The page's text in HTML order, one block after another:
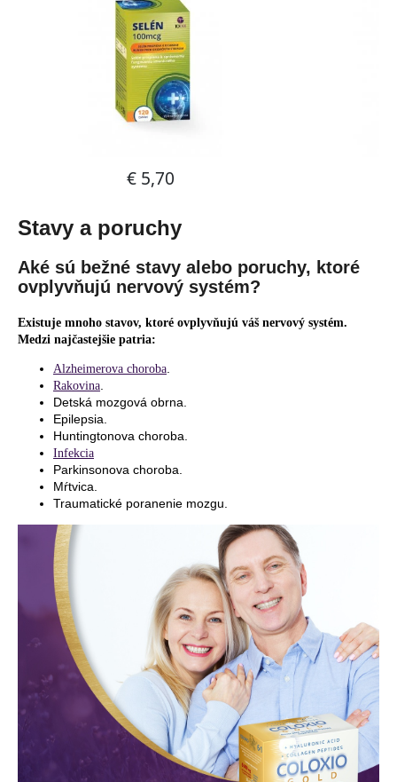
Stavy a poruchy
Aké sú bežné stavy alebo poruchy, ktoré
ovplyvňujú nervový systém?
Existuje mnoho stavov, ktoré ovplyvňujú váš nervový systém.
Medzi najčastejšie patria:
Alzheimerova choroba.
Rakovina.
Detská mozgová obrna.
Epilepsia.
Huntingtonova choroba.
Infekcia
Parkinsonova choroba.
Mŕtvica.
Traumatické poranenie mozgu.